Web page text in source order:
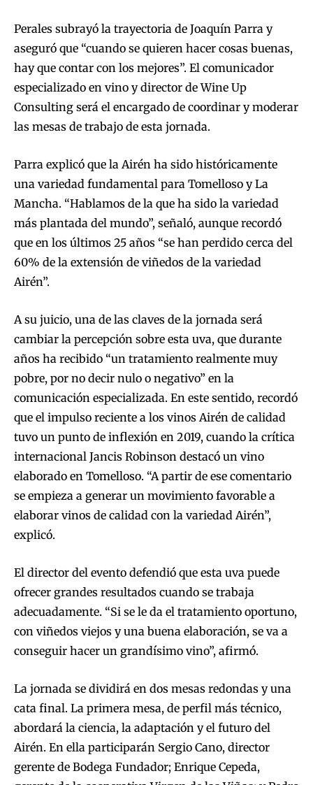
Perales subrayó la trayectoria de Joaquín Parra y
aseguró que “cuando se quieren hacer cosas buenas,
hay que contar con los mejores”. El comunicador
especializado en vino y director de Wine Up
Consulting será el encargado de coordinar y moderar
las mesas de trabajo de esta jornada.
Parra explicó que la Airén ha sido históricamente
una variedad fundamental para Tomelloso y La
Mancha. “Hablamos de la que ha sido la variedad
más plantada del mundo”, señaló, aunque recordó
que en los últimos 25 años “se han perdido cerca del
60% de la extensión de viñedos de la variedad
Airén”.
A su juicio, una de las claves de la jornada será
cambiar la percepción sobre esta uva, que durante
años ha recibido “un tratamiento realmente muy
pobre, por no decir nulo o negativo” en la
comunicación especializada. En este sentido, recordó
que el impulso reciente a los vinos Airén de calidad
tuvo un punto de inflexión en 2019, cuando la crítica
internacional Jancis Robinson destacó un vino
elaborado en Tomelloso. “A partir de ese comentario
se empieza a generar un movimiento favorable a
elaborar vinos de calidad con la variedad Airén”,
explicó.
El director del evento defendió que esta uva puede
ofrecer grandes resultados cuando se trabaja
adecuadamente. “Si se le da el tratamiento oportuno,
con viñedos viejos y una buena elaboración, se va a
conseguir hacer un grandísimo vino”, afirmó.
La jornada se dividirá en dos mesas redondas y una
cata final. La primera mesa, de perfil más técnico,
abordará la ciencia, la adaptación y el futuro del
Airén. En ella participarán Sergio Cano, director
gerente de Bodega Fundador; Enrique Cepeda,